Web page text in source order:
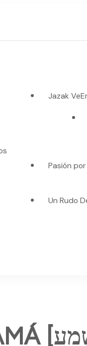
Jazak
Pasión
Un Rudo